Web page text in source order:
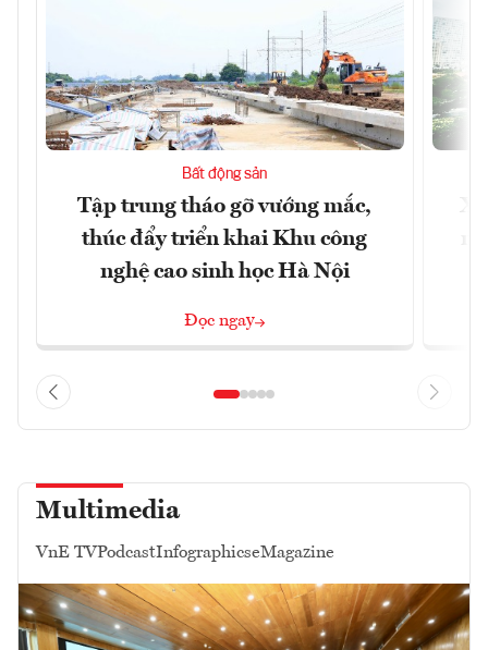
Bất động sản
Tập trung tháo gỡ vướng mắc,
thúc đẩy triển khai Khu công
nghệ cao sinh học Hà Nội
Đọc ngay
Multimedia
VnE TVPodcastInfographicseMagazine